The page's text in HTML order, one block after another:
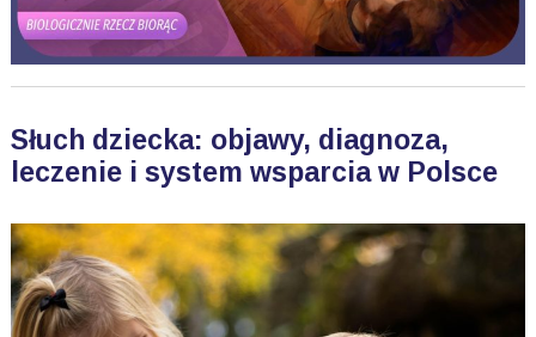
Słuch dziecka: objawy, diagnoza,
leczenie i system wsparcia w Polsce